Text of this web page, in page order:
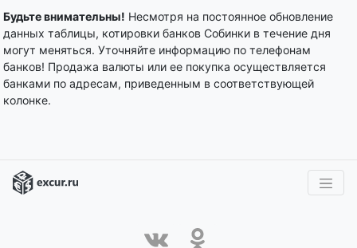
Будьте внимательны! Несмотря на постоянное обновление
данных таблицы, котировки банков Собинки в течение дня
могут меняться. Уточняйте информацию по телефонам
банков! Продажа валюты или ее покупка осуществляется
банками по адресам, приведенным в соответствующей
колонке.